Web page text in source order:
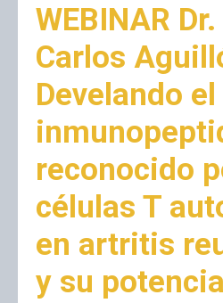
WEBINAR
Carlos
Develando el
reconocido
células T
en artritis
y su potencial